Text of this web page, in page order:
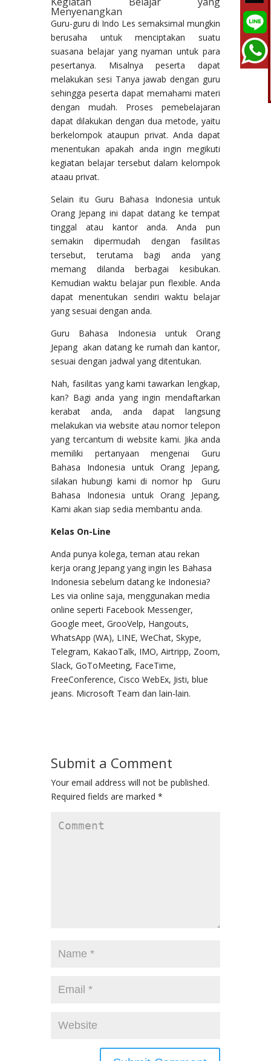
Menyenangkan
Guru-guru di Indo Les semaksimal mungkin
berusaha untuk menciptakan suatu
suasana belajar yang nyaman untuk para
pesertanya. Misalnya peserta dapat
melakukan sesi Tanya jawab dengan guru
sehingga peserta dapat memahami materi
dengan mudah. Proses pemebelajaran
dapat dilakukan dengan dua metode, yaitu
berkelompok ataupun privat. Anda dapat
menentukan apakah anda ingin megikuti
kegiatan belajar tersebut dalam kelompok
ataau privat.
Selain itu Guru Bahasa Indonesia untuk
Orang Jepang ini dapat datang ke tempat
tinggal atau kantor anda. Anda pun
semakin dipermudah dengan fasilitas
tersebut, terutama bagi anda yang
memang dilanda berbagai kesibukan.
Kemudian waktu belajar pun flexible. Anda
dapat menentukan sendiri waktu belajar
yang sesuai dengan anda.
Guru Bahasa Indonesia untuk Orang
Jepang akan datang ke rumah dan kantor,
sesuai dengan jadwal yang ditentukan.
Nah, fasilitas yang kami tawarkan lengkap,
kan? Bagi anda yang ingin mendaftarkan
kerabat anda, anda dapat langsung
melakukan via website atau nomor telepon
yang tercantum di website kami. Jika anda
memiliki pertanyaan mengenai Guru
Bahasa Indonesia untuk Orang Jepang,
silakan hubungi kami di nomor hp Guru
Bahasa Indonesia untuk Orang Jepang,
Kami akan siap sedia membantu anda.
Kelas On-Line
Anda punya kolega, teman atau rekan
kerja orang Jepang yang ingin les Bahasa
Indonesia sebelum datang ke Indonesia?
Les via online saja, menggunakan media
online seperti Facebook Messenger,
Google meet, GrooVelp, Hangouts,
WhatsApp (WA), LINE, WeChat, Skype,
Telegram, KakaoTalk, IMO, Airtripp, Zoom,
Slack, GoToMeeting, FaceTime,
FreeConference, Cisco WebEx, Jisti, blue
jeans. Microsoft Team dan lain-lain.
Submit a Comment
Your email address will not be published.
Required fields are marked *